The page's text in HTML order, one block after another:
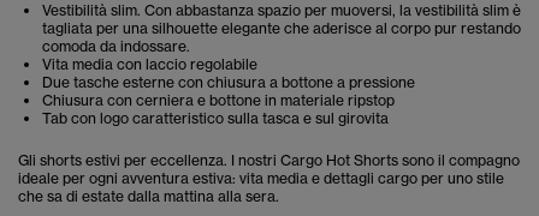
Vestibilità slim. Con abbastanza spazio per muoversi, la vestibilità slim è
tagliata per una silhouette elegante che aderisce al corpo pur restando
comoda da indossare.
Vita media con laccio regolabile
Due tasche esterne con chiusura a bottone a pressione
Chiusura con cerniera e bottone in materiale ripstop
Tab con logo caratteristico sulla tasca e sul girovita
Gli shorts estivi per eccellenza. I nostri Cargo Hot Shorts sono il compagno
ideale per ogni avventura estiva: vita media e dettagli cargo per uno stile
che sa di estate dalla mattina alla sera.